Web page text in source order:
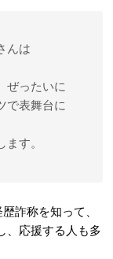
んは
ぜったいに
で表舞台に
す。
詐称を知って、
、応援する人も多